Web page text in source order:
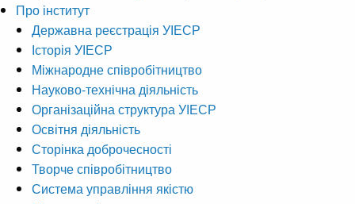
Про інститут
Державна реєстрація УІЕСР
Історія УІЕСР
Міжнародне співробітництво
Науково-технічна діяльність
Організаційна структура УІЕСР
Освітня діяльність
Сторінка доброчесності
Творче співробітництво
Система управління якістю